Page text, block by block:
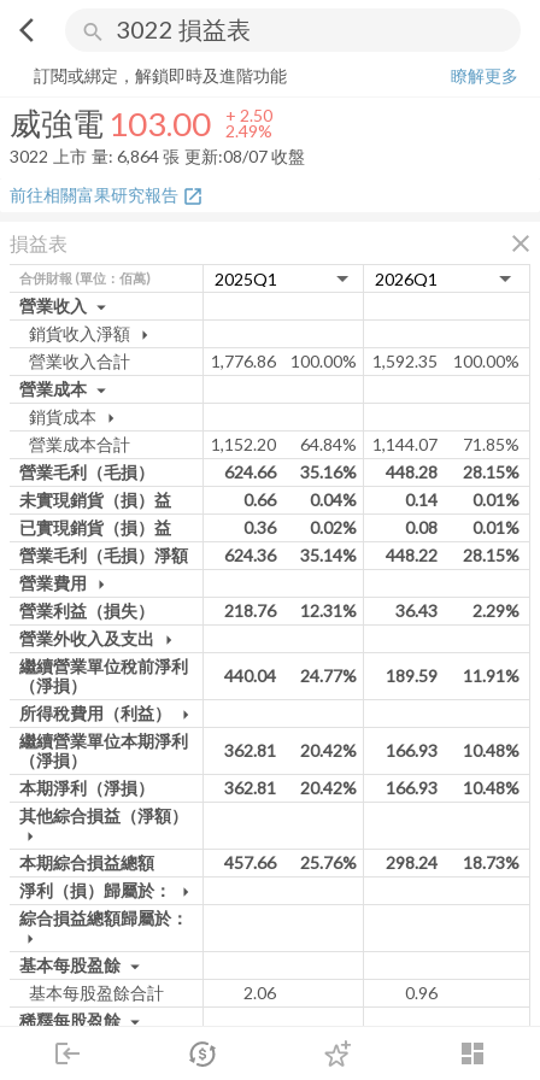
arrow_back_ios search
login dashboard
市場 登入
威強電 103.00+2.49%
訂閱或綁定，解鎖即時及進階功能
瞭解更多
威強電 103.00 + 2.50
2.49%
3022
上市 量: 6,864張 更新:08/07 收盤
前往相關富果研究報告 open_in_new
損益表 close
合併財報 (單位：佰萬)
營業收入 arrow_drop_down
銷貨收入淨額 arrow_drop_down
營業收入合計 1,776.86 100.00% 1,592.35
100.00%
營業成本 arrow_drop_down
銷貨成本 arrow_drop_down
營業成本合計 1,152.20 64.84% 1,144.07
71.85%
營業毛利（毛損）
624.66 35.16% 448.28
28.15%
未實現銷貨（損）益
0.66 0.04% 0.14
0.01%
已實現銷貨（損）益
0.36 0.02% 0.08
0.01%
營業毛利（毛損）淨額
624.36 35.14% 448.22
28.15%
營業費用
arrow_drop_down
營業利益（損失） 218.76 12.31% 36.43
2.29%
營業外收入及支出
arrow_drop_down
繼續營業單位稅前淨利
（淨損）
440.04 24.77% 189.59
11.91%
所得稅費用（利益）
arrow_drop_down
繼續營業單位本期淨利
（淨損）
362.81 20.42% 166.93
10.48%
本期淨利（淨損）
362.81 20.42% 166.93
10.48%
其他綜合損益（淨額）
arrow_drop_down
本期綜合損益總額 457.66 25.76% 298.24
18.73%
淨利（損）歸屬於：
arrow_drop_down
綜合損益總額歸屬於：
arrow_drop_down
基本每股盈餘 arrow_drop_down
基本每股盈餘合計 2.06
0.96
稀釋每股盈餘 arrow_drop_down
稀釋每股盈餘合計